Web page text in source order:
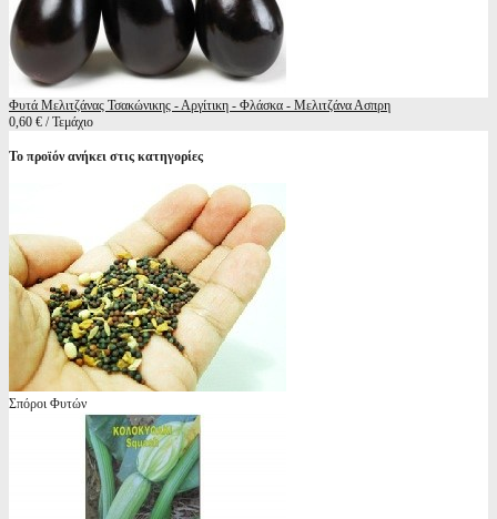
Φυτά Μελιτζάνας Τσακώνικης - Αργίτικη - Φλάσκα - Μελιτζάνα Ασπρη
0,60 € / Τεμάχιο
Το προϊόν ανήκει στις κατηγορίες
Σπόροι Φυτών